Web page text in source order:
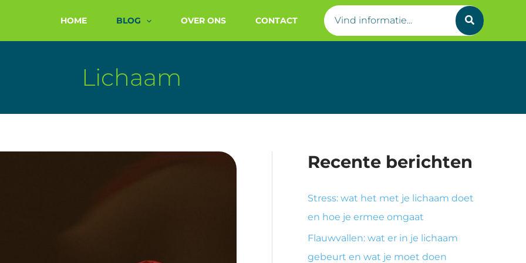
HOME BLOG OVER ONS CONTACT
Search
for:
Lichaam
Recente berichten
Stress: wat het met je lichaam doet
en hoe je ermee omgaat
Flauwvallen: wat er in je lichaam
gebeurt en wat je moet doen